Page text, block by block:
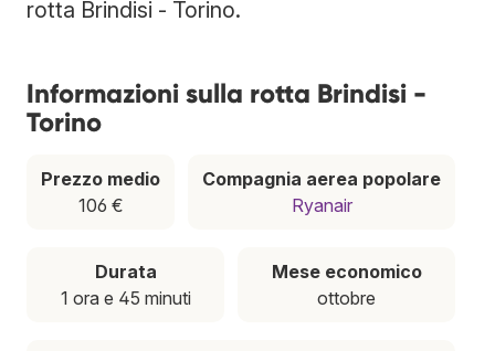
rotta Brindisi - Torino.
Informazioni sulla rotta Brindisi -
Torino
Prezzo medio
106 €
Compagnia aerea popolare
Ryanair
Durata
1 ora e 45 minuti
Mese economico
ottobre